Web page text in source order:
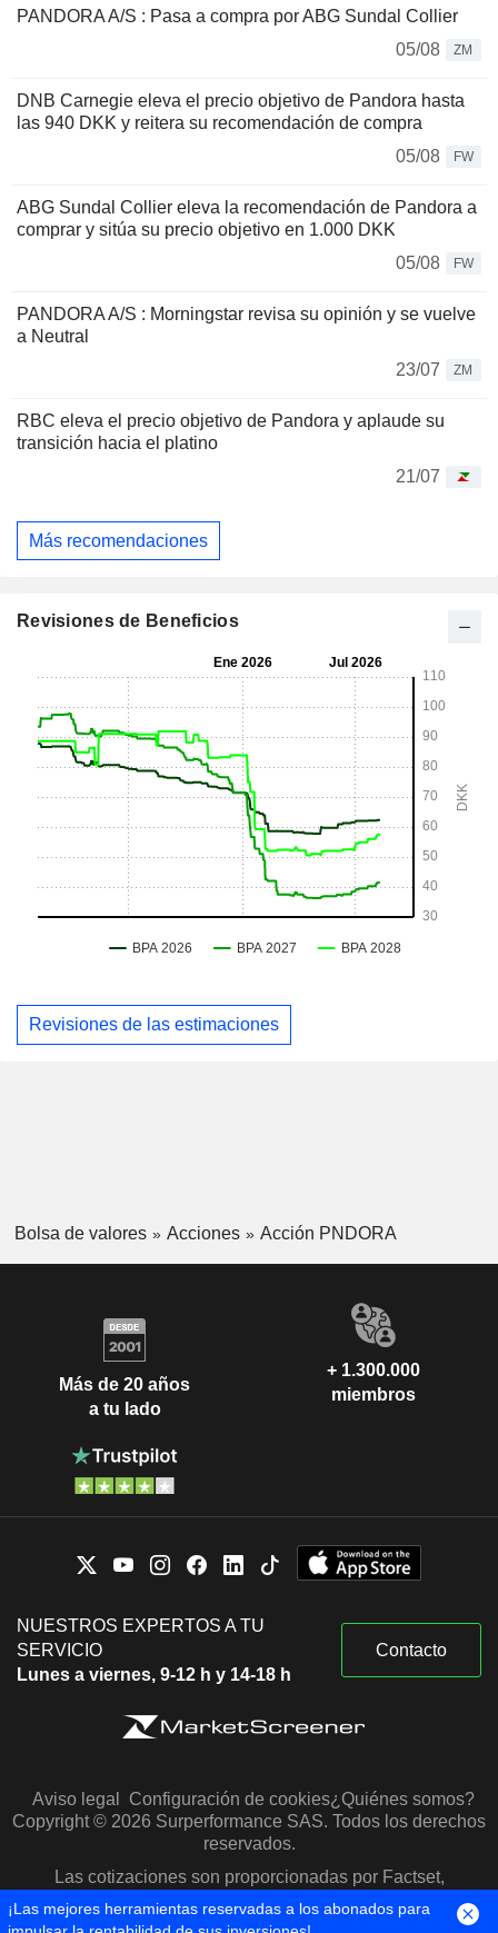
PANDORA A/S : Pasa a compra por ABG Sundal Collier
05/08
ZM
DNB Carnegie eleva el precio objetivo de Pandora hasta
las 940 DKK y reitera su recomendación de compra
05/08
FW
ABG Sundal Collier eleva la recomendación de Pandora a
comprar y sitúa su precio objetivo en 1.000 DKK
05/08
FW
PANDORA A/S : Morningstar revisa su opinión y se vuelve
a Neutral
23/07
ZM
RBC eleva el precio objetivo de Pandora y aplaude su
transición hacia el platino
21/07
Más recomendaciones
Revisiones de Beneficios
Revisiones de las estimaciones
Bolsa de valores Acciones Acción PNDORA
Más de 20 años
a tu lado
+ 1.300.000
miembros
NUESTROS EXPERTOS A TU
SERVICIO
Lunes a viernes, 9-12 h y 14-18 h
Contacto
Aviso legal Configuración de cookies¿Quiénes somos?
Copyright © 2026 Surperformance SAS. Todos los derechos
reservados.
Las cotizaciones son proporcionadas por Factset,
Morningstar y S&P Capital IQ
¡Las mejores herramientas reservadas a los abonados para